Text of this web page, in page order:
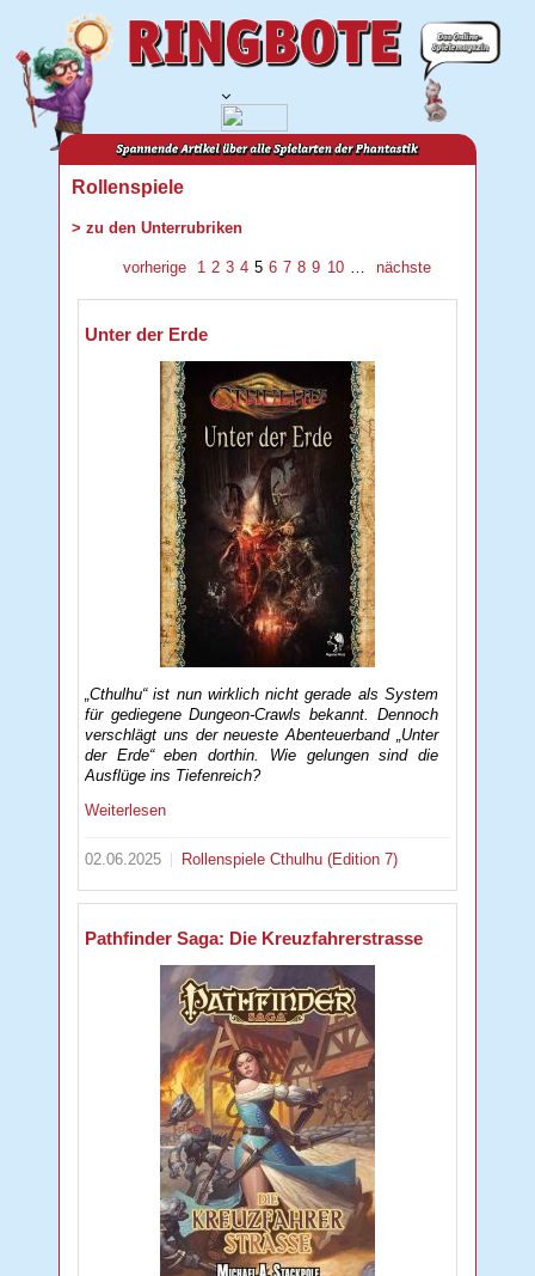
Rollenspiele
> zu den Unterrubriken
vorherige 1 2 3 4 5 6 7 8 9 10 … nächste
Unter der Erde
„Cthulhu“ ist nun wirklich nicht gerade als System
für gediegene Dungeon-Crawls bekannt. Dennoch
verschlägt uns der neueste Abenteuerband „Unter
der Erde“ eben dorthin. Wie gelungen sind die
Ausflüge ins Tiefenreich?
Weiterlesen
02.06.2025 RollenspieleCthulhu (Edition 7)
Pathfinder Saga: Die Kreuzfahrerstrasse